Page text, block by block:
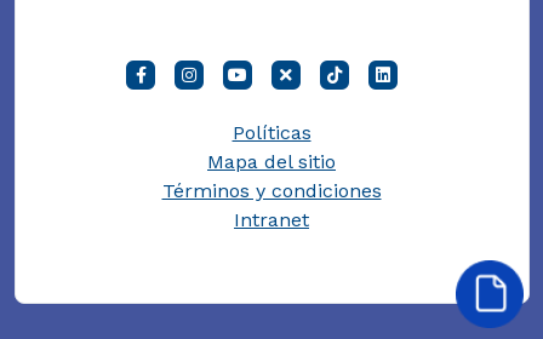
Políticas
Mapa del sitio
Términos y condiciones
Intranet